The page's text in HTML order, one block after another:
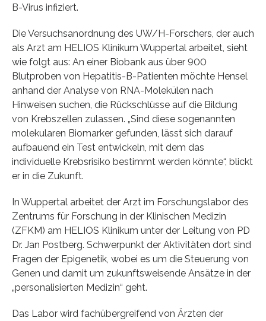
B-Virus infiziert.
Die Versuchsanordnung des UW/H-Forschers, der auch
als Arzt am HELIOS Klinikum Wuppertal arbeitet, sieht
wie folgt aus: An einer Biobank aus über 900
Blutproben von Hepatitis-B-Patienten möchte Hensel
anhand der Analyse von RNA-Molekülen nach
Hinweisen suchen, die Rückschlüsse auf die Bildung
von Krebszellen zulassen. „Sind diese sogenannten
molekularen Biomarker gefunden, lässt sich darauf
aufbauend ein Test entwickeln, mit dem das
individuelle Krebsrisiko bestimmt werden könnte“, blickt
er in die Zukunft.
In Wuppertal arbeitet der Arzt im Forschungslabor des
Zentrums für Forschung in der Klinischen Medizin
(ZFKM) am HELIOS Klinikum unter der Leitung von PD
Dr. Jan Postberg. Schwerpunkt der Aktivitäten dort sind
Fragen der Epigenetik, wobei es um die Steuerung von
Genen und damit um zukunftsweisende Ansätze in der
„personalisierten Medizin“ geht.
Das Labor wird fachübergreifend von Ärzten der